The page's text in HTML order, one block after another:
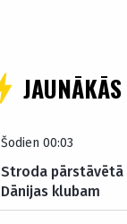
Šodien 00:03
Stroda pārstāvētā
Dānijas klubam